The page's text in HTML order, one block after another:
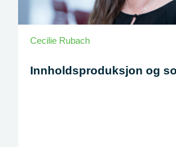
Cecilie Rubach
Innholdsproduksjon og